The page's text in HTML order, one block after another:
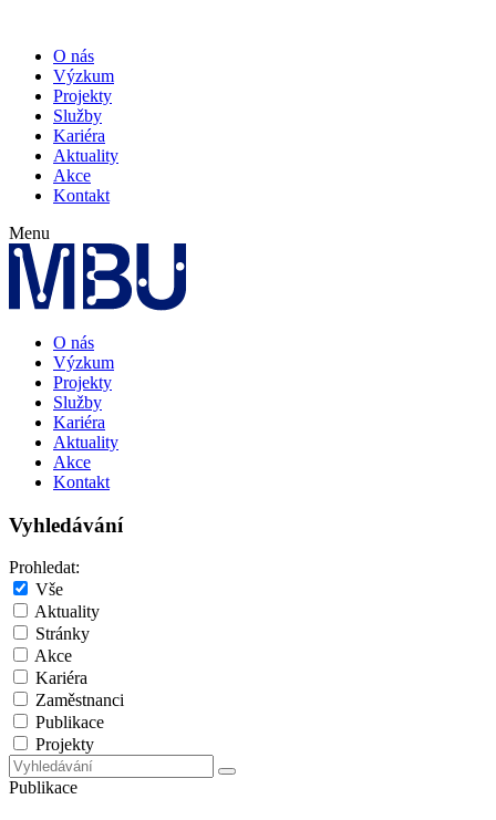
O nás
Výzkum
Projekty
Služby
Kariéra
Aktuality
Akce
Kontakt
Menu
O nás
Výzkum
Projekty
Služby
Kariéra
Aktuality
Akce
Kontakt
Vyhledávání
Prohledat:
Vše
Aktuality
Stránky
Akce
Kariéra
Zaměstnanci
Publikace
Projekty
Publikace